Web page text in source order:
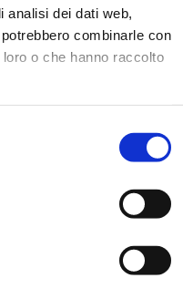
analisi dei dati web,
combinarle con
o che hanno raccolto